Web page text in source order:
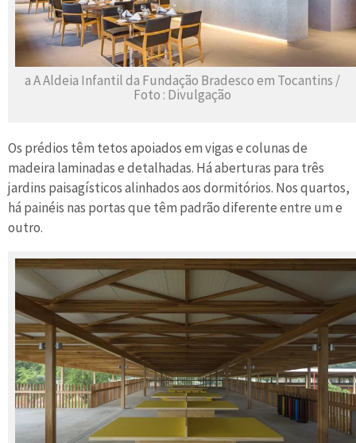
a A Aldeia Infantil da Fundação Bradesco em Tocantins /
Foto : Divulgação
Os prédios têm tetos apoiados em vigas e colunas de
madeira laminadas e detalhadas. Há aberturas para três
jardins paisagísticos alinhados aos dormitórios. Nos quartos,
há painéis nas portas que têm padrão diferente entre um e
outro.